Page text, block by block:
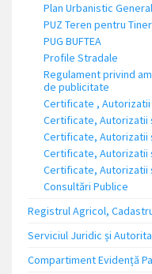
Plan Urbanistic
PUZ Teren pentru
PUG BUFTEA
Profile Stradale
Regulament privind
de publicitate
Certificate ,
Certificate, Autorizatii
Certificate, Autorizatii
Certificate, Autorizatii
Certificate, Autorizatii
Consultări Publice
Registrul Agricol,
Serviciul Juridic și
Compartiment Evidență